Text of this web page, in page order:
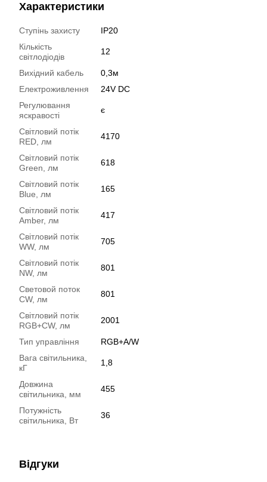
Характеристики
Ступінь захисту
IP20
Кількість
світлодіодів
12
Вихідний кабель
0,3м
Електроживлення
24V DC
Регулювання
яскравості
є
Світловий потік
RED, лм
4170
Світловий потік
Green, лм
618
Світловий потік
Blue, лм
165
Світловий потік
Amber, лм
417
Світловий потік
WW, лм
705
Світловий потік
NW, лм
801
Световой поток
CW, лм
801
Світловий потік
RGB+CW, лм
2001
Тип управління
RGB+A/W
Вага світильника,
кГ
1,8
Довжина
світильника, мм
455
Потужність
світильника, Вт
36
Відгуки